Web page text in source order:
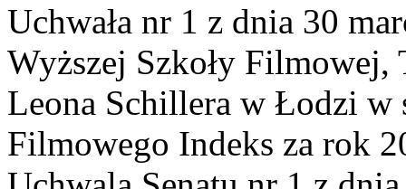
Uchwała nr 1 z dnia 30
Wyższej Szkoły
Leona Schillera w Łodzi w
Filmowego Indeks za rok